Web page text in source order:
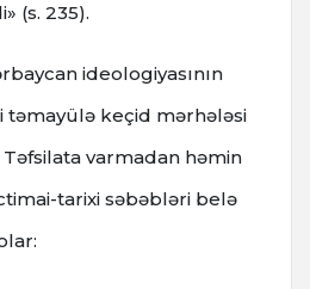
(s. 235).
ideologiyasının
keçid mərhələsi
varmadan həmin
tarixi səbəbləri belə